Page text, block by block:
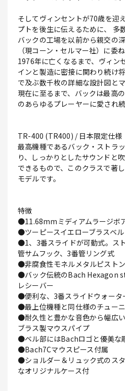
そしてヴィンセントが70歳を迎
プトを後生に伝えるために、 多
バックの工場を以前から親交の
（現コーン・セルマー社）に委ね
1976年に亡くなるまで、ヴィン
インと製造に密接に関わり続け
で及ぶ数千枚の詳細な設計図と
現在に至るまで、バックは最高
のあらゆるプレーヤーに愛され続
TR-400 (TR400) / 日本限定仕様
最高機種であるバック・ストラ
り、しっかりとしたサウンドと
できるもので、このクラスで著
モデルです。
特徴
●11.68mmミディアムラージボ
●ツーピースイエローブラスベル
●1、3番スライドが可動式。ス
管サムフック、3番管リング式
●非腐食性モネルメタルピストン
●バック伝統のBach Hexagon
レシーバー
●便利な、3番スライドウォータ
●最上位機種と同仕様のチュー
●耐久性と豊かな音色から幅広
ブラス製マウスパイプ
●ベル部にはBachロゴと優美な
●Bach7Cマウスピース付属
●ショルダー＆リュック式のス
なオリジナルケース付